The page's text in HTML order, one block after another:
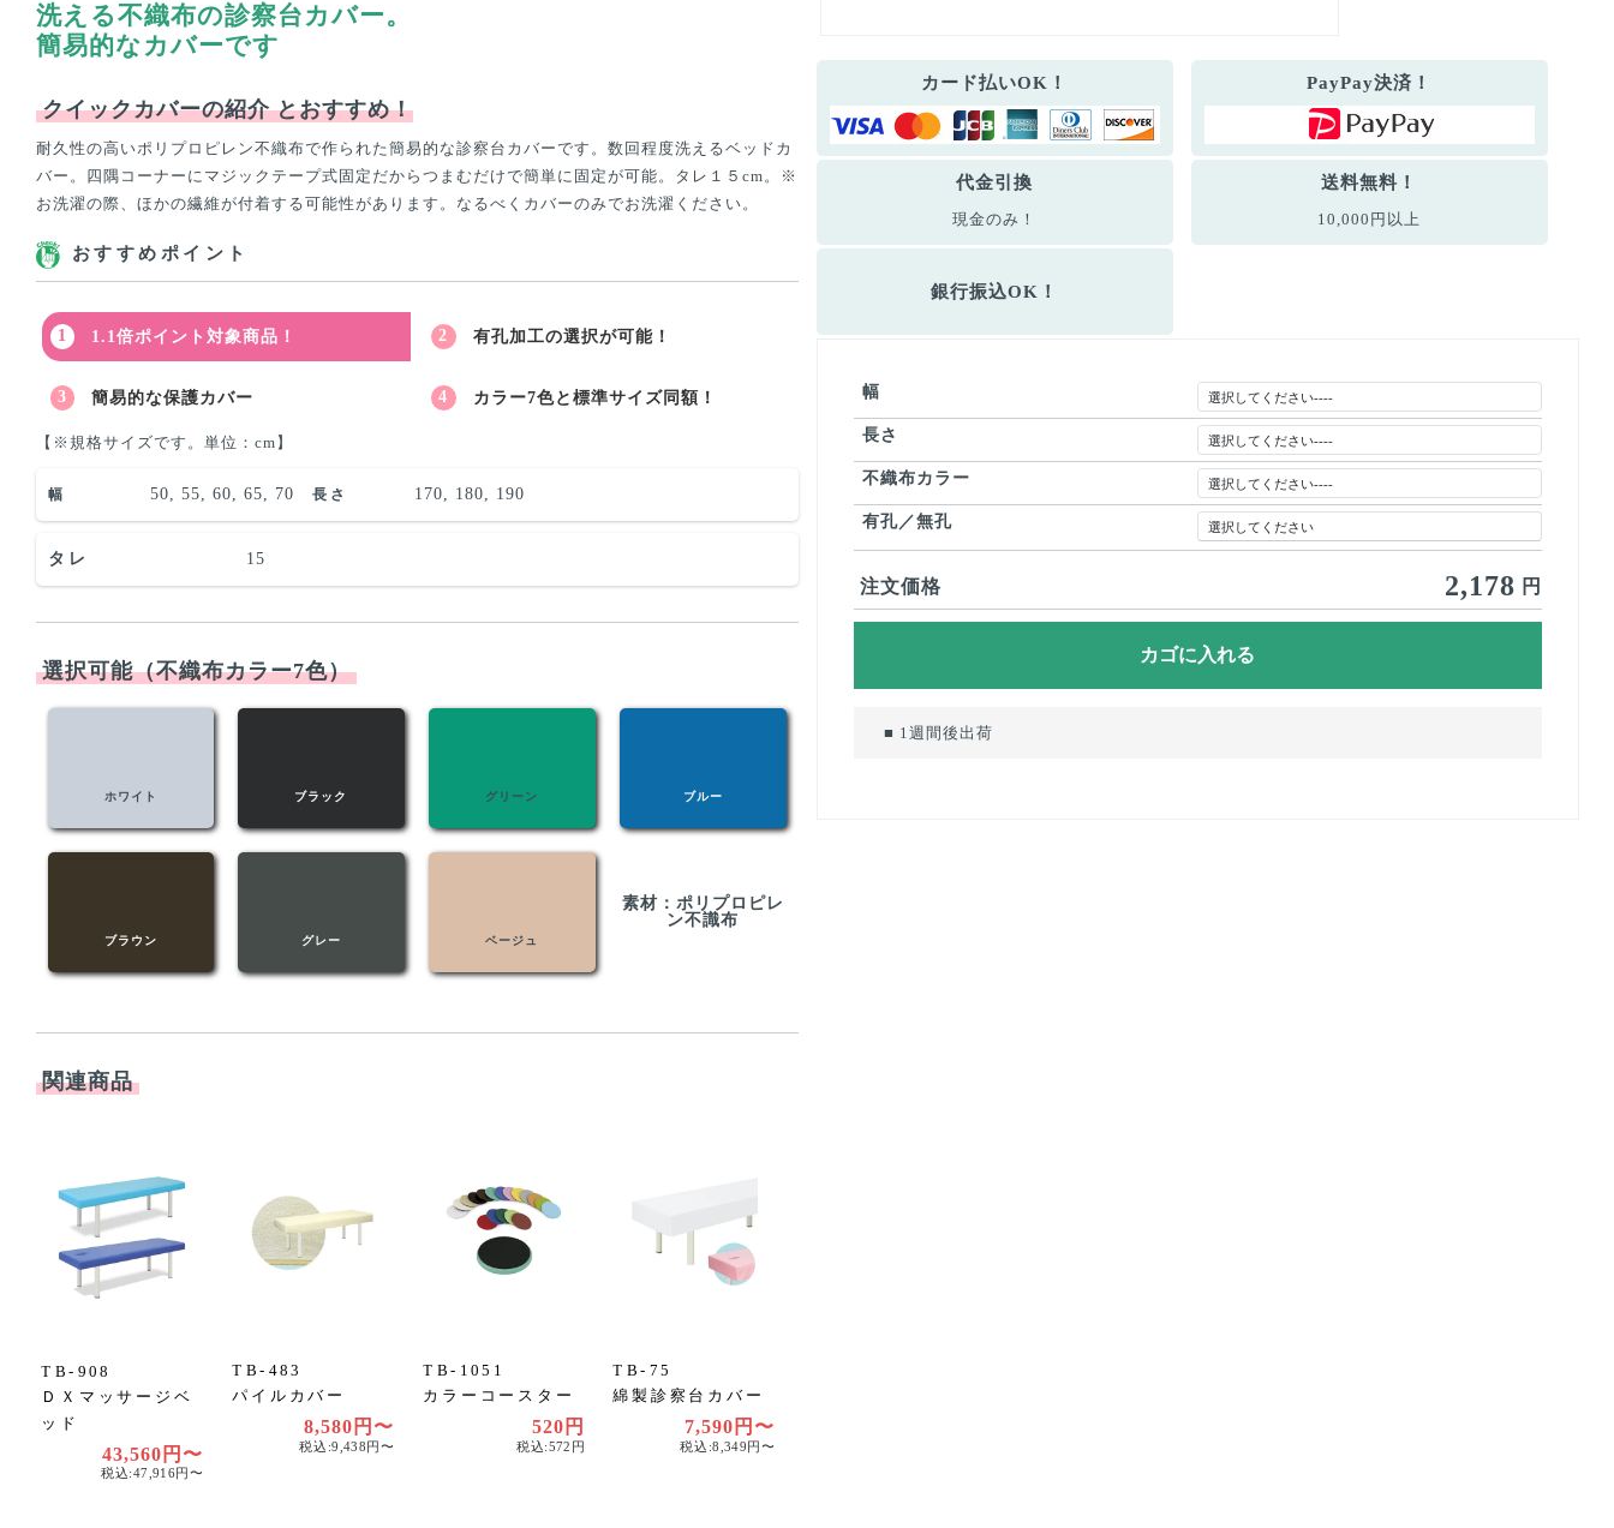
洗える不織布の診察台カバー。
簡易的なカバーです
クイックカバーの紹介 とおすすめ！
耐久性の高いポリプロピレン不織布で作られた簡易的な診察台カバーです。数回程度洗えるベッドカ
バー。四隅コーナーにマジックテープ式固定だからつまむだけで簡単に固定が可能。タレ１５cm。※
お洗濯の際、ほかの繊維が付着する可能性があります。なるべくカバーのみでお洗濯ください。
おすすめポイント
1.1倍ポイント対象商品！ 有孔加工の選択が可能！
簡易的な保護カバー カラー7色と標準サイズ同額！
【※規格サイズです。単位：cm】
幅 50, 55, 60, 65, 70 長さ 170, 180, 190
タレ 15
選択可能（不織布カラー7色）
ホワイト ブラック グリーン ブルー
ブラウン グレー ベージュ
素材：ポリプロピレ
ン不識布
関連商品
TB-908
ＤＸマッサージベ
ッド
43,560円〜
税込:47,916円〜
TB-483
パイルカバー
8,580円〜
税込:9,438円〜
TB-1051
カラーコースター
520円
税込:572円
TB-75
綿製診察台カバー
7,590円〜
税込:8,349円〜
カード払いOK！ PayPay決済！
代金引換
現金のみ！
送料無料！
10,000円以上
銀行振込OK！
幅
長さ
不織布カラー
有孔／無孔
注文価格 2,178 円
■ 1週間後出荷